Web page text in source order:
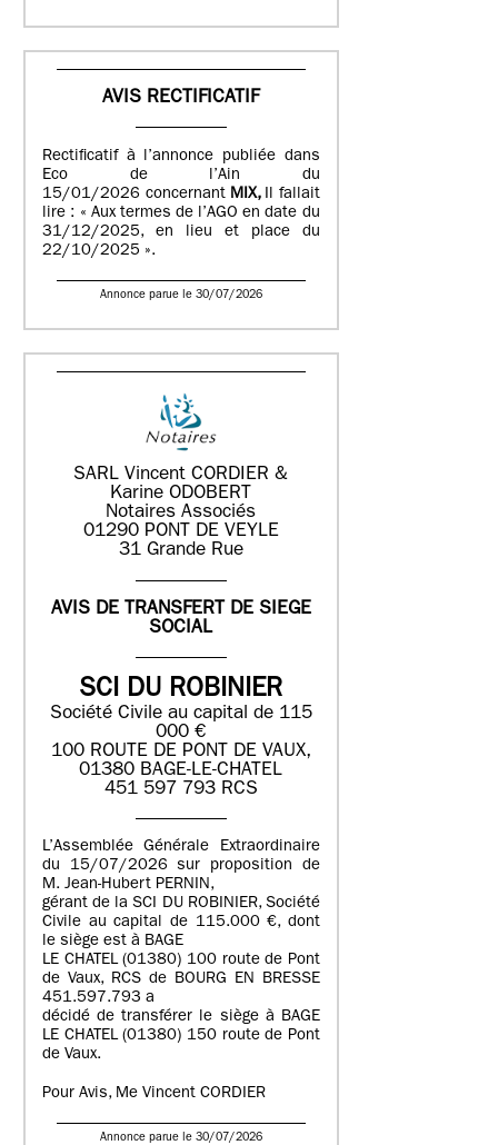
AVIS RECTIFICATIF
Rectificatif à l’annonce publiée dans
Eco de l’Ain du
15/01/2026 concernant MIX, Il fallait
lire : « Aux termes de l’AGO en date du
31/12/2025, en lieu et place du
22/10/2025 ».
Annonce parue le 30/07/2026
SARL Vincent CORDIER &
Karine ODOBERT
Notaires Associés
01290 PONT DE VEYLE
31 Grande Rue
AVIS DE TRANSFERT DE SIEGE
SOCIAL
SCI DU ROBINIER
Société Civile au capital de 115
000 €
100 ROUTE DE PONT DE VAUX,
01380 BAGE-LE-CHATEL
451 597 793 RCS
L’Assemblée Générale Extraordinaire
du 15/07/2026 sur proposition de
M. Jean-Hubert PERNIN,
gérant de la SCI DU ROBINIER, Société
Civile au capital de 115.000 €, dont
le siège est à BAGE
LE CHATEL (01380) 100 route de Pont
de Vaux, RCS de BOURG EN BRESSE
451.597.793 a
décidé de transférer le siège à BAGE
LE CHATEL (01380) 150 route de Pont
de Vaux.
Pour Avis, Me Vincent CORDIER
Annonce parue le 30/07/2026